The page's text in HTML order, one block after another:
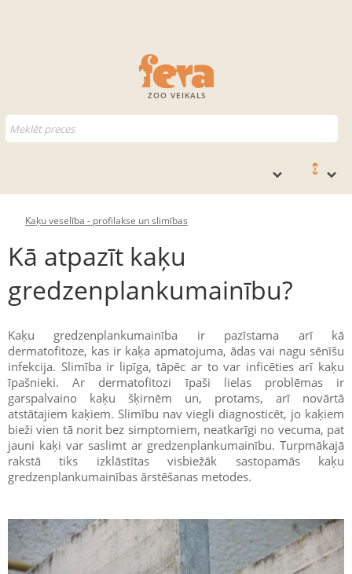
ZOO VEIKALS
0
Kaķu veselība - profilakse un slimības
Kā atpazīt kaķu
gredzenplankumainību?
Kaķu gredzenplankumainība ir pazīstama arī kā
dermatofitoze, kas ir kaķa apmatojuma, ādas vai nagu sēnīšu
infekcija. Slimība ir lipīga, tāpēc ar to var inficēties arī kaķu
īpašnieki. Ar dermatofitozi īpaši lielas problēmas ir
garspalvaino kaķu šķirnēm un, protams, arī novārtā
atstātajiem kaķiem. Slimību nav viegli diagnosticēt, jo kaķiem
bieži vien tā norit bez simptomiem, neatkarīgi no vecuma, pat
jauni kaķi var saslimt ar gredzenplankumainību. Turpmākajā
rakstā tiks izklāstītas visbiežāk sastopamās kaķu
gredzenplankumainības ārstēšanas metodes.